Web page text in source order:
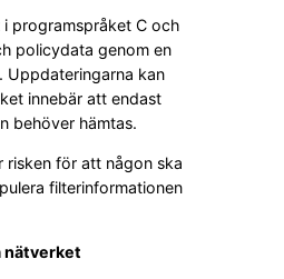
programspråket C och
policydata genom en
Uppdateringarna kan
innebär att endast
behöver hämtas.
risken för att någon ska
filterinformationen
nätverket